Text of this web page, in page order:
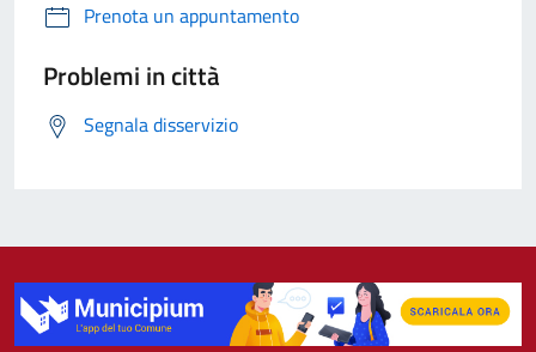
Prenota un appuntamento
Problemi in città
Segnala disservizio